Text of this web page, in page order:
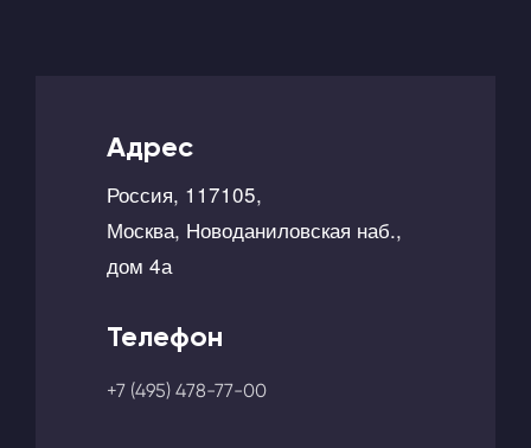
Адрес
Россия, 117105,
Москва, Новоданиловская наб.,
дом 4а
Телефон
+7 (495) 478-77-00